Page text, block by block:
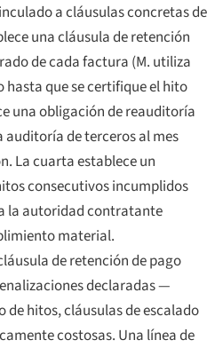
a cláusulas concretas de
una cláusula de retención
de cada factura (M. utiliza
hasta que se certifique el hito
una obligación de reauditoría
de terceros al mes
La cuarta establece un
consecutivos incumplidos
la autoridad contratante
material.
de retención de pago
declaradas —
hitos, cláusulas de escalado
costosas. Una línea de